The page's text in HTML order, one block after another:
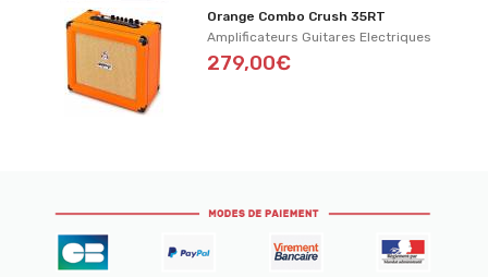
Orange Combo Crush 35RT
Amplificateurs Guitares Electriques
279,00€